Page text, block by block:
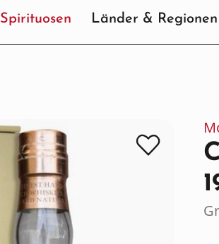
Spirituosen Länder & Regionen